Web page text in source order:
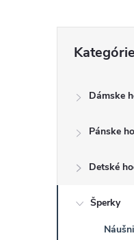
ý
kategórie
Kategórie
Dámske
Pánske
Detské
Šperky